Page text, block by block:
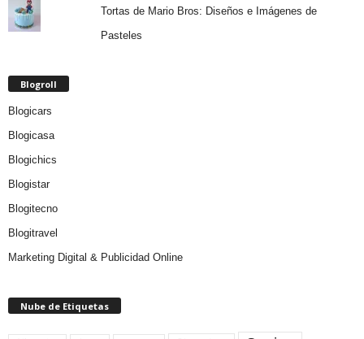
Tortas de Mario Bros: Diseños e Imágenes de
Pasteles
Blogroll
Blogicars
Blogicasa
Blogichics
Blogistar
Blogitecno
Blogitravel
Marketing Digital & Publicidad Online
Nube de Etiquetas